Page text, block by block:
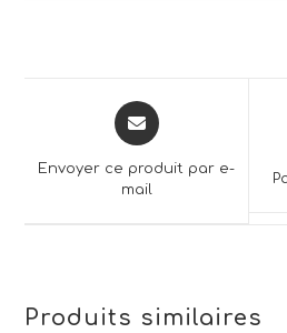
Opens
in
new
Envoyer ce produit par e-
mail
Produits similaires